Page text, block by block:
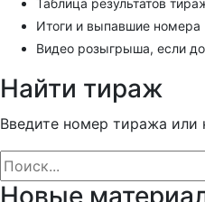
Таблица результатов
Итоги и выпавшие номера
Видео розыгрыша, если
Найти тираж
Введите номер тиража или
Новые